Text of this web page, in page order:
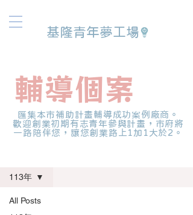
基隆青年夢工場
​輔導個案
匯集本市補助計畫輔導成功案例廠商。
歡迎創業初期有志青年參與計畫，市府將
一路陪伴您，讓您創業路上1加1大於2。
All Posts
113年